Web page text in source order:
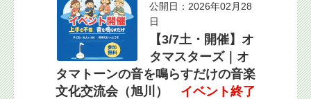
公開日：2026年02月28
日
【3/7土・開催】オ
タマスターズ｜オ
タマトーンの音を鳴らすだけの音楽
文化交流会（旭川）
イベント終了